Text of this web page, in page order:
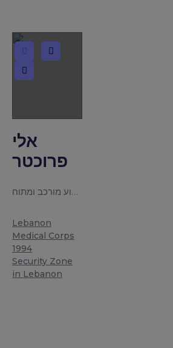
אלי
פרוכטר
שירת כרופא גדודי וחטיבתי בנ”מ בלבנון ובעזה. שירת תקופה ארוכה במוצב ריחן “מוצב המוות”, הוא “לא רצה להיתקל – בעוד חבריו למוצב רצו …”. האירוע המכונן היה כאשר היה בכח חילוץ ליחידה מיוחדת במוצב צד”ל בג’זין כאשר חיילי צד”ל והם צופים בתכנית “זהו זה” ולא מפסיקים לצחוק. האירוע סוריאליסטי וצריך להוציא את הטוב מכל אירוע מורכב ומתוח
Lebanon
Medical Corps
1994
Security Zone
in Lebanon